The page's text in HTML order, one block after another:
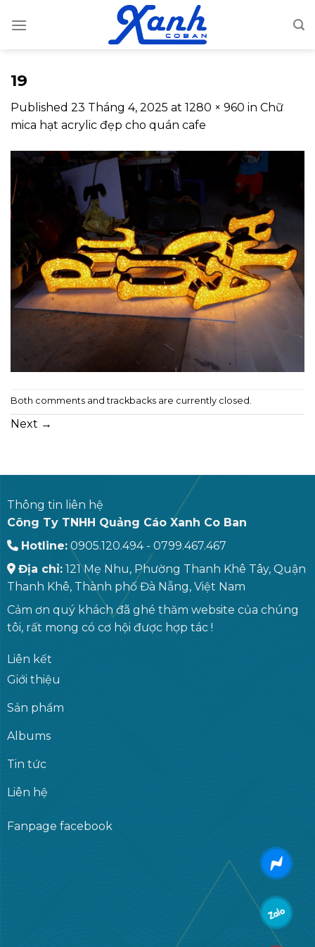
19
Published 23 Tháng 4, 2025 at 1280 × 960 in Chữ
mica hạt acrylic đẹp cho quán cafe
Both comments and trackbacks are currently closed.
Next →
Thông tin liên hệ
Công Ty TNHH Quảng Cáo Xanh Co Ban
Hotline:0905.120.494 - 0799.467.467
Địa chỉ:121 Mẹ Nhu, Phường Thanh Khê Tây, Quận
Thanh Khê, Thành phố Đà Nẵng, Việt Nam
Cảm ơn quý khách đã ghé thăm website của chúng
tôi, rất mong có cơ hội được hợp tác !
Liên kết
Giới thiệu
Sản phẩm
Albums
Tin tức
Liên hệ
Fanpage facebook